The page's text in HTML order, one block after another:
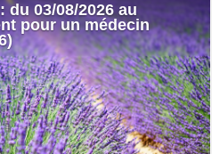
du 03/08/2026 au
pour un médecin